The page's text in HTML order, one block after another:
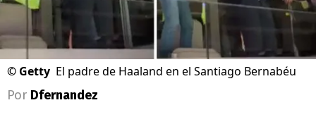
© Getty El padre de Haaland en el Santiago Bernabéu
Por Dfernandez